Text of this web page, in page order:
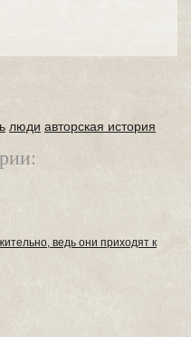
люди авторская история
ведь они приходят к